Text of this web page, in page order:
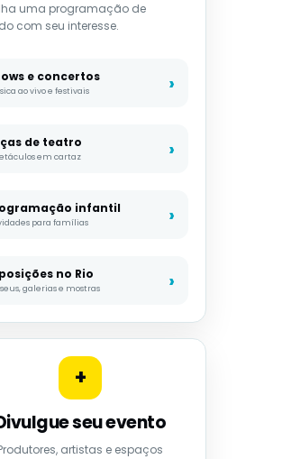
uma programação de
com seu interesse.
e concertos
ao vivo e festivais
de teatro
em cartaz
infantil
para famílias
no Rio
galerias e mostras
+
seu evento
artistas e espaços